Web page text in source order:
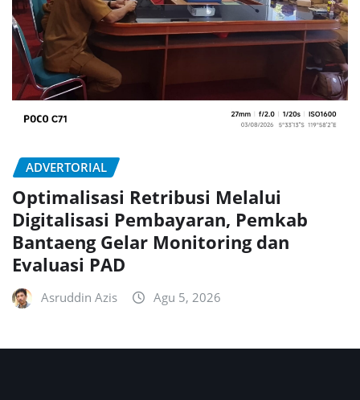
ADVERTORIAL
Optimalisasi Retribusi Melalui
Digitalisasi Pembayaran, Pemkab
Bantaeng Gelar Monitoring dan
Evaluasi PAD
Asruddin Azis Agu 5, 2026